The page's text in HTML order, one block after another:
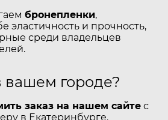
бронепленки,
эластичность и прочность,
среди владельцев
вашем городе?
заказ на нашем сайте с
в Екатеринбурге.